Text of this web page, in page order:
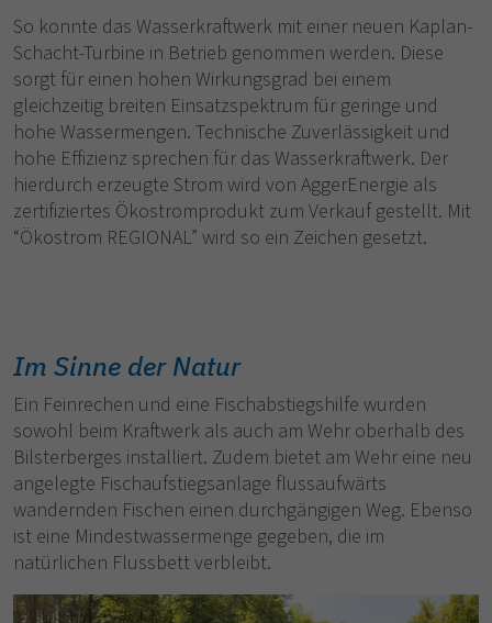
So konnte das Wasserkraftwerk mit einer neuen Kaplan-
Schacht-Turbine in Betrieb genommen werden. Diese
sorgt für einen hohen Wirkungsgrad bei einem
gleichzeitig breiten Einsatzspektrum für geringe und
hohe Wassermengen. Technische Zuverlässigkeit und
hohe Effizienz sprechen für das Wasserkraftwerk. Der
hierdurch erzeugte Strom wird von AggerEnergie als
zertifiziertes Ökostromprodukt zum Verkauf gestellt. Mit
“Ökostrom REGIONAL” wird so ein Zeichen gesetzt.
Im Sinne der Natur
Ein Feinrechen und eine Fischabstiegshilfe wurden
sowohl beim Kraftwerk als auch am Wehr oberhalb des
Bilsterberges installiert. Zudem bietet am Wehr eine neu
angelegte Fischaufstiegsanlage flussaufwärts
wandernden Fischen einen durchgängigen Weg. Ebenso
ist eine Mindestwassermenge gegeben, die im
natürlichen Flussbett verbleibt.